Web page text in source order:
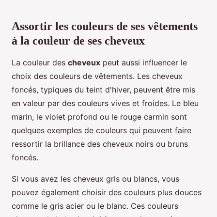
Assortir les couleurs de ses vêtements
à la couleur de ses cheveux
La couleur des cheveux peut aussi influencer le
choix des couleurs de vêtements. Les cheveux
foncés, typiques du teint d'hiver, peuvent être mis
en valeur par des couleurs vives et froides. Le bleu
marin, le violet profond ou le rouge carmin sont
quelques exemples de couleurs qui peuvent faire
ressortir la brillance des cheveux noirs ou bruns
foncés.
Si vous avez les cheveux gris ou blancs, vous
pouvez également choisir des couleurs plus douces
comme le gris acier ou le blanc. Ces couleurs